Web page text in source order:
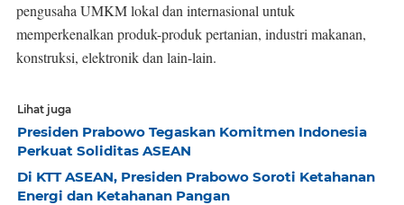
pengusaha UMKM lokal dan internasional untuk
memperkenalkan produk-produk pertanian, industri makanan,
konstruksi, elektronik dan lain-lain.
Lihat juga
Presiden Prabowo Tegaskan Komitmen Indonesia
Perkuat Soliditas ASEAN
Di KTT ASEAN, Presiden Prabowo Soroti Ketahanan
Energi dan Ketahanan Pangan